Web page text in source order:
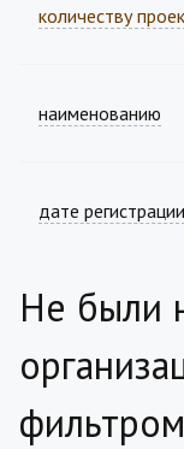
количеству
наименованию
дате регистрации
Не были
фильтром